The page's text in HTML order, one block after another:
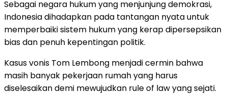
Sebagai negara hukum yang menjunjung demokrasi,
Indonesia dihadapkan pada tantangan nyata untuk
memperbaiki sistem hukum yang kerap dipersepsikan
bias dan penuh kepentingan politik.
Kasus vonis Tom Lembong menjadi cermin bahwa
masih banyak pekerjaan rumah yang harus
diselesaikan demi mewujudkan rule of law yang sejati.